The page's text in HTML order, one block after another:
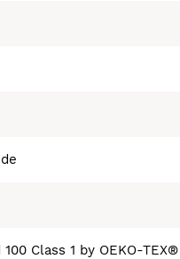
100 Class 1 by OEKO-